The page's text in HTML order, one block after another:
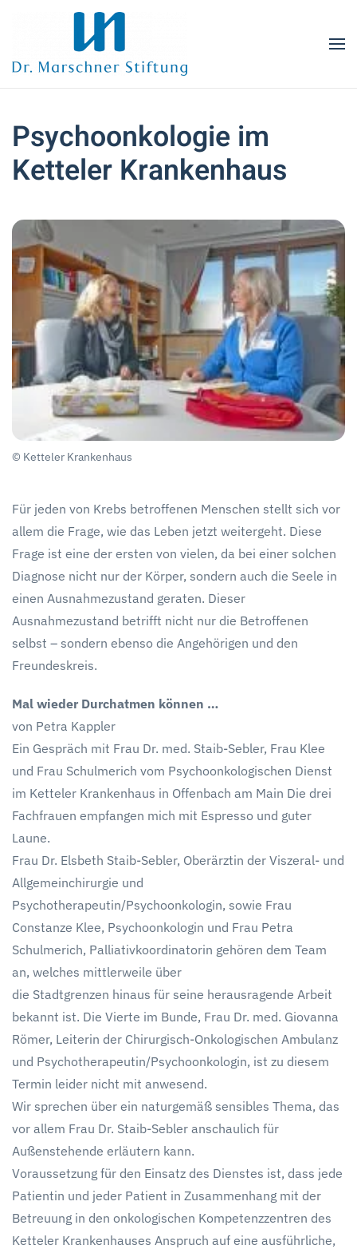
Zum Hauptinhalt springen
Psychoonkologie im
Ketteler Krankenhaus
© Ketteler Krankenhaus
Für jeden von Krebs betroffenen Menschen stellt sich vor
allem die Frage, wie das Leben jetzt weitergeht. Diese
Frage ist eine der ersten von vielen, da bei einer solchen
Diagnose nicht nur der Körper, sondern auch die Seele in
einen Ausnahmezustand geraten. Dieser
Ausnahmezustand betrifft nicht nur die Betroffenen
selbst – sondern ebenso die Angehörigen und den
Freundeskreis.
Mal wieder Durchatmen können …
von Petra Kappler
Ein Gespräch mit Frau Dr. med. Staib-Sebler, Frau Klee
und Frau Schulmerich vom Psychoonkologischen Dienst
im Ketteler Krankenhaus in Offenbach am Main Die drei
Fachfrauen empfangen mich mit Espresso und guter
Laune.
Frau Dr. Elsbeth Staib-Sebler, Oberärztin der Viszeral- und
Allgemeinchirurgie und
Psychotherapeutin/Psychoonkologin, sowie Frau
Constanze Klee, Psychoonkologin und Frau Petra
Schulmerich, Palliativkoordinatorin gehören dem Team
an, welches mittlerweile über
die Stadtgrenzen hinaus für seine herausragende Arbeit
bekannt ist. Die Vierte im Bunde, Frau Dr. med. Giovanna
Römer, Leiterin der Chirurgisch-Onkologischen Ambulanz
und Psychotherapeutin/Psychoonkologin, ist zu diesem
Termin leider nicht mit anwesend.
Wir sprechen über ein naturgemäß sensibles Thema, das
vor allem Frau Dr. Staib-Sebler anschaulich für
Außenstehende erläutern kann.
Voraussetzung für den Einsatz des Dienstes ist, dass jede
Patientin und jeder Patient in Zusammenhang mit der
Betreuung in den onkologischen Kompetenzzentren des
Ketteler Krankenhauses Anspruch auf eine ausführliche,